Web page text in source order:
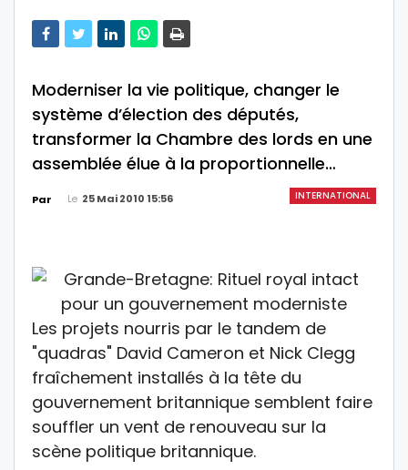
Moderniser la vie politique, changer le
système d’élection des députés,
transformer la Chambre des lords en une
assemblée élue à la proportionnelle…
INTERNATIONAL
Par Le 25 Mai 2010 15:56
Les projets nourris par le tandem de
"quadras" David Cameron et Nick Clegg
fraîchement installés à la tête du
gouvernement britannique semblent faire
souffler un vent de renouveau sur la
scène politique britannique.